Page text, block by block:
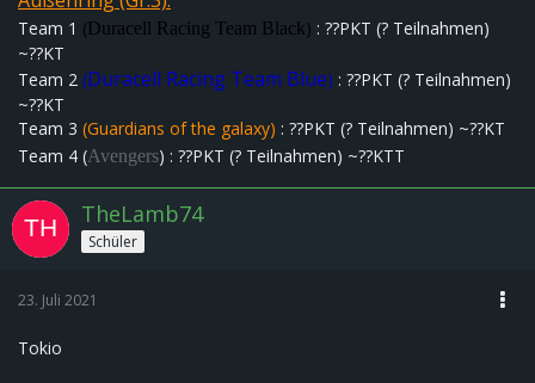
Team 1 (Duracell Racing Team Black) : ??PKT (? Teilnahmen)
~??KT
Team 2 (Duracell Racing Team Blue) : ??PKT (? Teilnahmen)
~??KT
Team 3 (Guardians of the galaxy) : ??PKT (? Teilnahmen) ~??KT
Team 4 (Avengers) : ??PKT (? Teilnahmen) ~??KTT
TheLamb74
Schüler
23. Juli 2021
Tokio